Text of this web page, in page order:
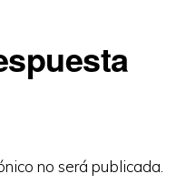
no será publicada.